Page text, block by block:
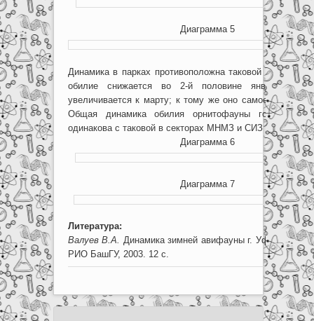
Диаграмма 5
Динамика в парках противоположна таковой в
обилие снижается во 2-й половине января и
увеличивается к марту; к тому же оно самое низкое
Общая динамика обилия орнитофауны города
одинакова с таковой в секторах МНМЗ и СИЗ (диагр. 7).
Диаграмма 6
Диаграмма 7
Литература:
Валуев В.А. Динамика зимней авифауны г. Уфы.
РИО БашГУ, 2003. 12 с.